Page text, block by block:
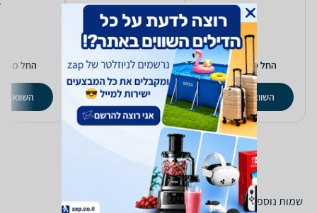
החל מ- 371
₪
השוואת מחירים
החל מ-399
₪
השוואת מחירים
החל מ-
השוואת
שמות נוספים לדגם